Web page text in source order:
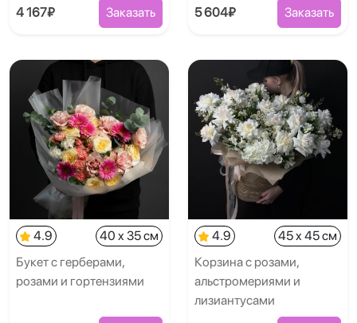
4 167₽ Заказать 5 604₽ Заказать
4.9
40 x 35 см
Букет с герберами,
розами и гортензиями
4.9
45 x 45 см
Корзина с розами,
альстромериями и
лизиантусами